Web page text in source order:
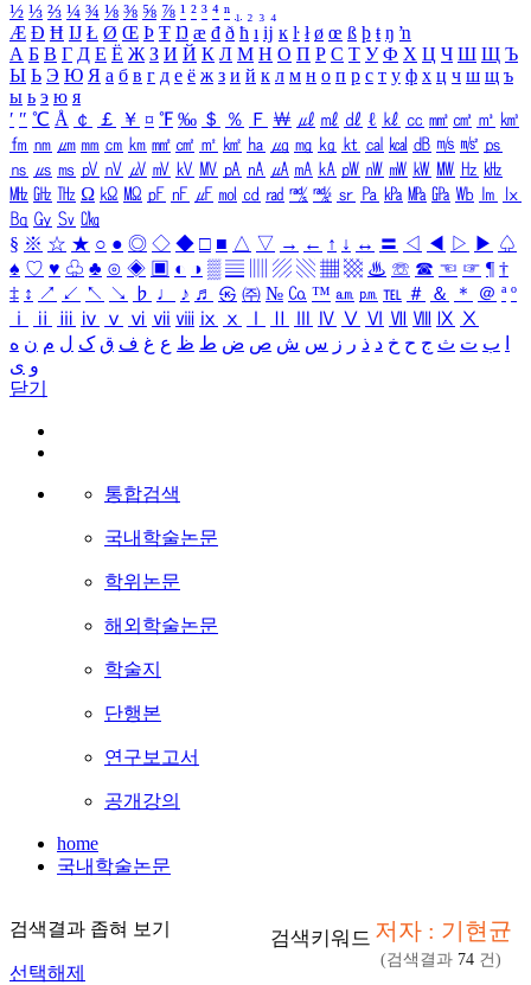
½ ⅓ ⅔ ¼ ¾ ⅛ ⅜ ⅝ ⅞ ¹ ² ³ ⁴ ⁿ ₁ ₂ ₃ ₄
Æ Ð Ħ Ĳ Ł Ø Œ Þ Ŧ Ŋ æ đ ð ħ ı ĳ ĸ ŀ ł ø œ ß þ ŧ ŋ ŉ
А Б В Г Д Е Ё Ж З И Й К Л М Н О П Р С Т У Ф Х Ц Ч Ш Щ Ъ
Ы Ь Э Ю Я а б в г д е ё ж з и й к л м н о п р с т у ф х ц ч ш щ ъ
ы ь э ю я
′ ″ ℃ Å ￠ ￡ ￥ ¤ ℉ ‰ ＄ ％ Ｆ ￦ ㎕ ㎖ ㎗ ℓ ㎘ ㏄ ㎣ ㎤ ㎥ ㎦
㎙ ㎚ ㎛ ㎜ ㎝ ㎞ ㎟ ㎠ ㎡ ㎢ ㏊ ㎍ ㎎ ㎏ ㏏ ㎈ ㎉ ㏈ ㎧ ㎨ ㎰
㎱ ㎲ ㎳ ㎴ ㎵ ㎶ ㎷ ㎸ ㎹ ㎀ ㎁ ㎂ ㎃ ㎄ ㎺ ㎻ ㎽ ㎾ ㎿ ㎐ ㎑
㎒ ㎓ ㎔ Ω ㏀ ㏁ ㎊ ㎋ ㎌ ㏖ ㏅ ㎭ ㎮ ㎯ ㏛ ㎩ ㎪ ㎫ ㎬ ㏝ ㏐
㏓
㏃ ㏉ ㏜ ㏆
§ ※ ☆ ★ ○ ● ◎ ◇ ◆ □ ■ △ ▽ → ← ↑ ↓ ↔ 〓 ◁ ◀ ▷ ▶ ♤
♠ ♡ ♥ ♧ ♣ ⊙ ◈ ▣ ◐ ◑ ▒ ▤ ▨ ▧ ▦ ▩ ♨ ☏ ☎ ☜ ☞ ¶ †
‡ ↕ ↗ ↙ ↖ ↘ ♭ ♩ ♪ ♬ ㉿ ㈜ № ㏇ ™ ㏂ ㏘ ℡ ＃ ＆ ＊ ＠ ª º
ⅰ
ⅱ ⅲ ⅳ ⅴ ⅵ ⅶ ⅷ ⅸ ⅹ Ⅳ Ⅴ Ⅵ Ⅶ Ⅷ Ⅸ Ⅹ
ب ت ث ج ح خ د ذ ر ز س ش ص ض ط ظ ع غ ف ق ک ل م ن ه
و ی
닫기
통합검색
국내학술논문
학위논문
해외학술논문
학술지
단행본
연구보고서
공개강의
home
국내학술논문
검색결과 좁혀 보기
선택해제
검색키워드 저자 : 기현균
(검색결과 74 건)